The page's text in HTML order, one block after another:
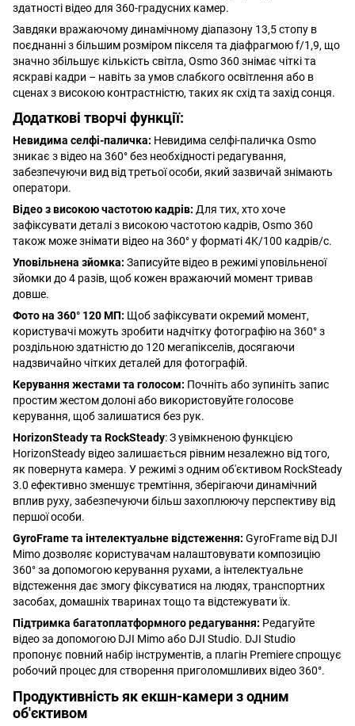
здатності відео для 360-градусних камер.
Завдяки вражаючому динамічному діапазону 13,5 стопу в
поєднанні з більшим розміром пікселя та діафрагмою f/1,9, що
значно збільшує кількість світла, Osmo 360 знімає чіткі та
яскраві кадри – навіть за умов слабкого освітлення або в
сценах з високою контрастністю, таких як схід та захід сонця.
Додаткові творчі функції:
Невидима селфі-паличка: Невидима селфі-паличка Osmo
зникає з відео на 360° без необхідності редагування,
забезпечуючи вид від третьої особи, який зазвичай знімають
оператори.
Відео з високою частотою кадрів: Для тих, хто хоче
зафіксувати деталі з високою частотою кадрів, Osmo 360
також може знімати відео на 360° у форматі 4K/100 кадрів/с.
Уповільнена зйомка: Записуйте відео в режимі уповільненої
зйомки до 4 разів, щоб кожен вражаючий момент тривав
довше.
Фото на 360° 120 МП: Щоб зафіксувати окремий момент,
користувачі можуть зробити надчітку фотографію на 360° з
роздільною здатністю до 120 мегапікселів, досягаючи
надзвичайно чітких деталей для фотографій.
Керування жестами та голосом: Почніть або зупиніть запис
простим жестом долоні або використовуйте голосове
керування, щоб залишатися без рук.
HorizonSteady та RockSteady: З увімкненою функцією
HorizonSteady відео залишається рівним незалежно від того,
як повернута камера. У режимі з одним об'єктивом RockSteady
3.0 ефективно зменшує тремтіння, зберігаючи динамічний
вплив руху, забезпечуючи більш захоплюючу перспективу від
першої особи.
GyroFrame та інтелектуальне відстеження: GyroFrame від DJI
Mimo дозволяє користувачам налаштовувати композицію
360° за допомогою керування рухами, а інтелектуальне
відстеження дає змогу фіксуватися на людях, транспортних
засобах, домашніх тваринах тощо та відстежувати їх.
Підтримка багатоплатформного редагування: Редагуйте
відео за допомогою DJI Mimo або DJI Studio. DJI Studio
пропонує повний набір інструментів, а плагін Premiere спрощує
робочий процес для створення приголомшливих відео 360°.
Продуктивність як екшн-камери з одним
об'єктивом